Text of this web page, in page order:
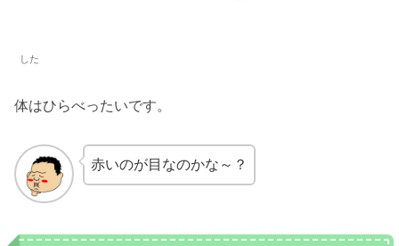
した
体はひらべったいです。
赤いのが目なのかな～？